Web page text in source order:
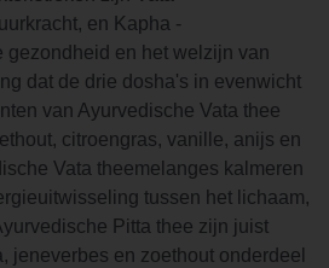
en Kapha -
gezondheid en het welzijn van
dat de drie dosha's in evenwicht
van Ayurvedische Vata thee
citroengras, vanille, anijs en
Vata theemelanges kalmeren
tussen het lichaam,
Pitta thee zijn juist
jeneverbes en zoethout onderdeel